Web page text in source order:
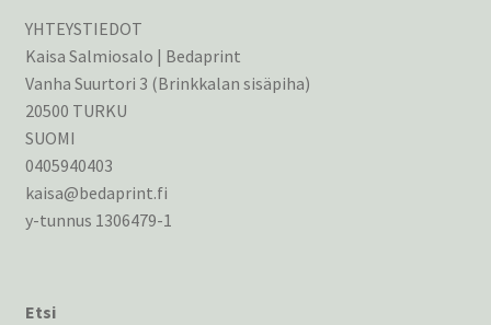
YHTEYSTIEDOT
Kaisa Salmiosalo | Bedaprint
Vanha Suurtori 3 (Brinkkalan sisäpiha)
20500 TURKU
SUOMI
0405940403
kaisa@bedaprint.fi
y-tunnus 1306479-1
Etsi